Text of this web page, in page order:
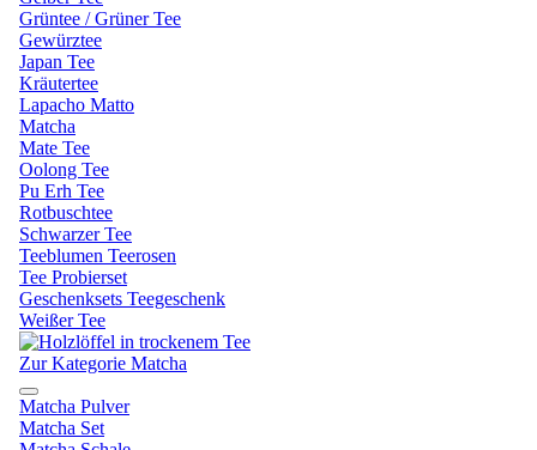
Grüntee / Grüner Tee
Gewürztee
Japan Tee
Kräutertee
Lapacho Matto
Matcha
Mate Tee
Oolong Tee
Pu Erh Tee
Rotbuschtee
Schwarzer Tee
Teeblumen Teerosen
Tee Probierset
Geschenksets Teegeschenk
Weißer Tee
Zur Kategorie Matcha
Matcha Pulver
Matcha Set